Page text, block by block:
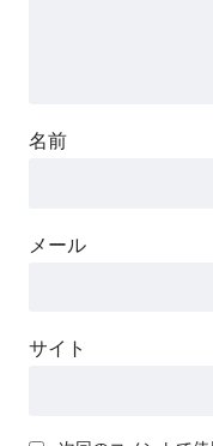
名前
メール
サイト